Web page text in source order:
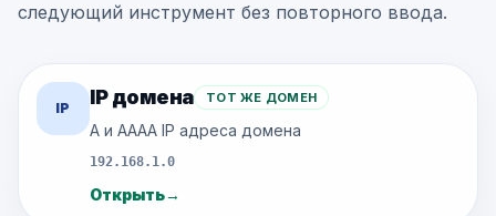
следующий инструмент без повторного ввода.
IP IP домена ТОТ ЖЕ ДОМЕН
A и AAAA IP адреса домена
192.168.1.0
Открыть→